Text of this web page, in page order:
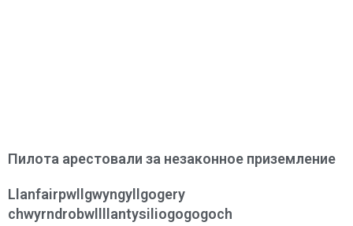
Пилота арестовали за незаконное приземление
Llanfairpwllgwyngyllgogery
chwyrndrobwllllantysiliogogogoch